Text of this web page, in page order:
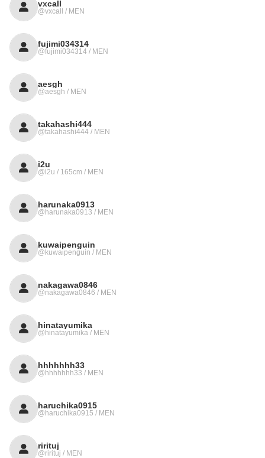
vxcall
@vxcall / MEN
fujimi034314
@fujimi034314 / MEN
aesgh
@aesgh / MEN
takahashi444
@takahashi444 / MEN
i2u
@i2u / 165cm / MEN
harunaka0913
@harunaka0913 / MEN
kuwaipenguin
@kuwaipenguin / MEN
nakagawa0846
@nakagawa0846 / MEN
hinatayumika
@hinatayumika / MEN
hhhhhhh33
@hhhhhhh33 / MEN
haruchika0915
@haruchika0915 / MEN
rirituj
@rirituj / MEN